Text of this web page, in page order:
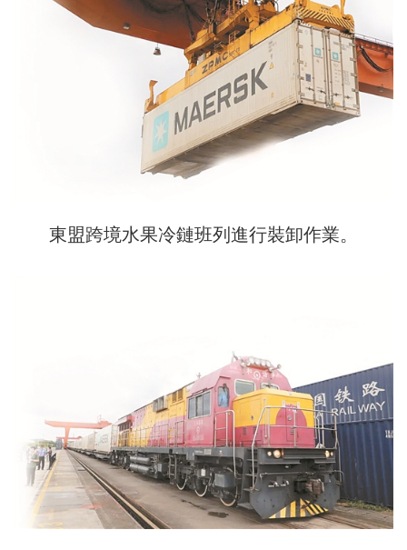
東盟跨境水果冷鏈班列進行裝卸作業。